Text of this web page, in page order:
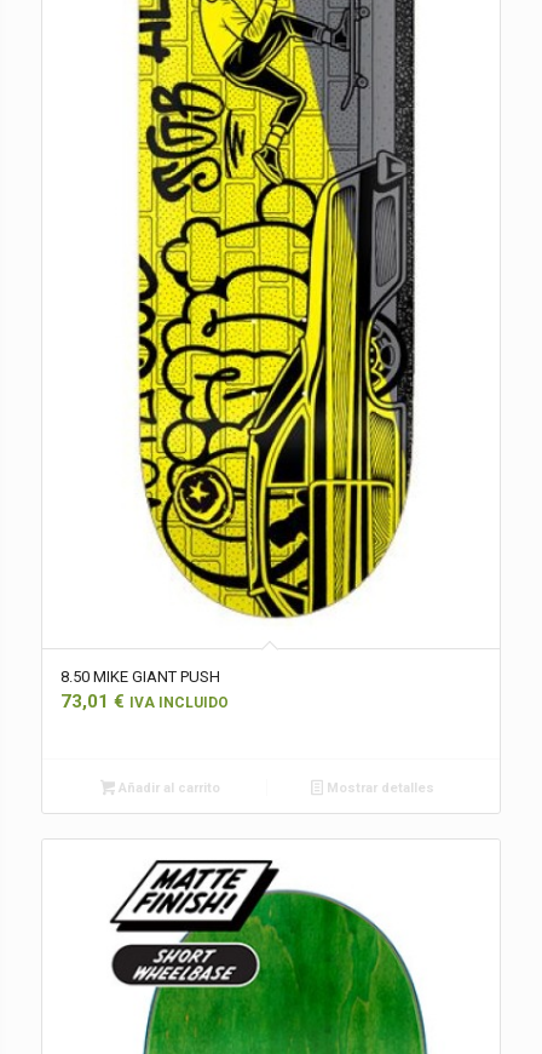
8.50 MIKE GIANT PUSH
73,01 € IVA INCLUIDO
Añadir al carrito Mostrar detalles